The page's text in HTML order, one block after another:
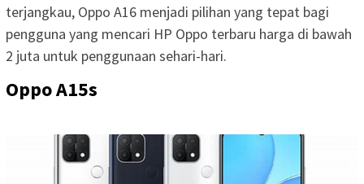
terjangkau, Oppo A16 menjadi pilihan yang tepat bagi
pengguna yang mencari HP Oppo terbaru harga di bawah
2 juta untuk penggunaan sehari-hari.
Oppo A15s